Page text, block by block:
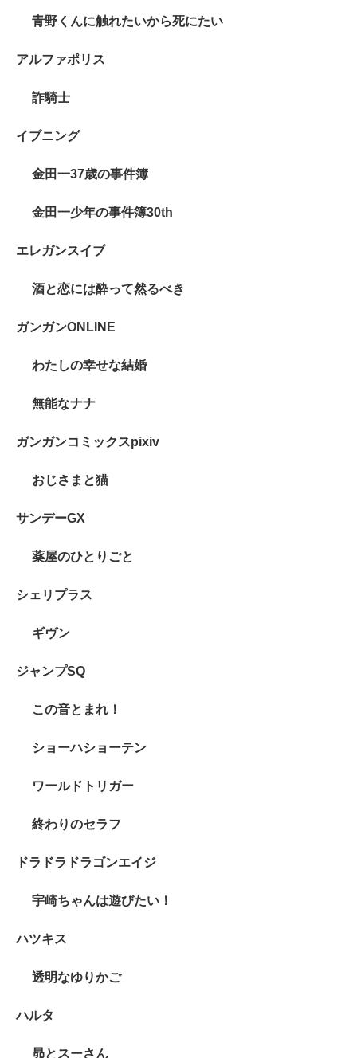
青野くんに触れたいから死にたい
アルファポリス
詐騎士
イブニング
金田一37歳の事件簿
金田一少年の事件簿30th
エレガンスイブ
酒と恋には酔って然るべき
ガンガンONLINE
わたしの幸せな結婚
無能なナナ
ガンガンコミックスpixiv
おじさまと猫
サンデーGX
薬屋のひとりごと
シェリプラス
ギヴン
ジャンプSQ
この音とまれ！
ショーハショーテン
ワールドトリガー
終わりのセラフ
ドラドラドラゴンエイジ
宇崎ちゃんは遊びたい！
ハツキス
透明なゆりかご
ハルタ
昴とスーさん